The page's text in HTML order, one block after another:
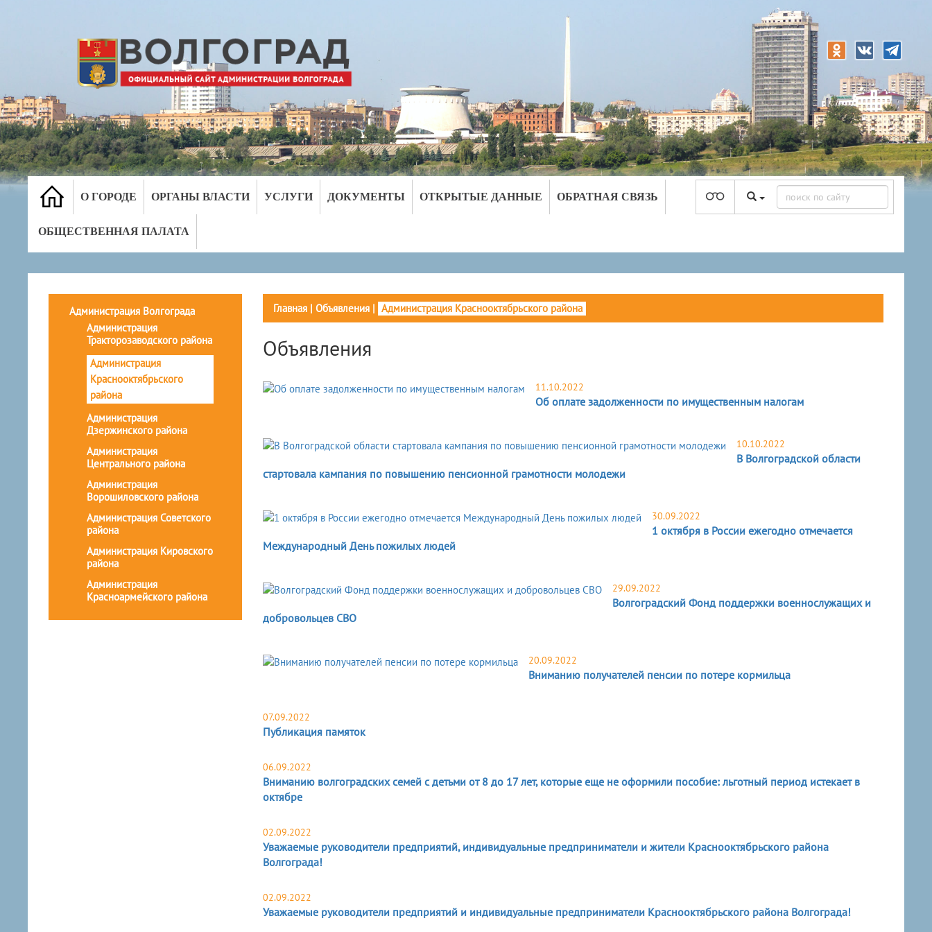
О ГОРОДЕ ОРГАНЫ ВЛАСТИ УСЛУГИ ДОКУМЕНТЫ ОТКРЫТЫЕ ДАННЫЕ ОБРАТНАЯ СВЯЗЬ
ОБЩЕСТВЕННАЯ ПАЛАТА
Администрация Волгограда
Администрация
Тракторозаводского района
Администрация
Краснооктябрьского
района
Администрация
Дзержинского района
Администрация
Центрального района
Администрация
Ворошиловского района
Администрация Советского
района
Администрация Кировского
района
Администрация
Красноармейского района
Главная| Объявления| Администрация Краснооктябрьского района
Объявления
11.10.2022
Об оплате задолженности по имущественным налогам
10.10.2022
В Волгоградской области
стартовала кампания по повышению пенсионной грамотности молодежи
30.09.2022
1 октября в России ежегодно отмечается
Международный День пожилых людей
29.09.2022
Волгоградский Фонд поддержки военнослужащих и
добровольцев СВО
20.09.2022
Вниманию получателей пенсии по потере кормильца
07.09.2022
Публикация памяток
06.09.2022
Вниманию волгоградских семей с детьми от 8 до 17 лет, которые еще не оформили пособие: льготный период истекает в
октябре
02.09.2022
Уважаемые руководители предприятий, индивидуальные предприниматели и жители Краснооктябрьского района
Волгограда!
02.09.2022
Уважаемые руководители предприятий и индивидуальные предприниматели Краснооктябрьского района Волгограда!